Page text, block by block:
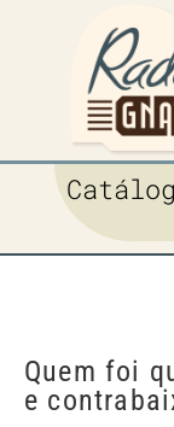
Quem foi
e